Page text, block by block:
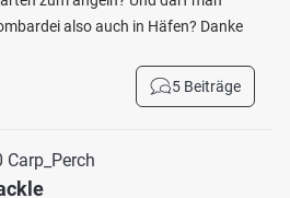
also auch in Häfen? Danke
5 Beiträge